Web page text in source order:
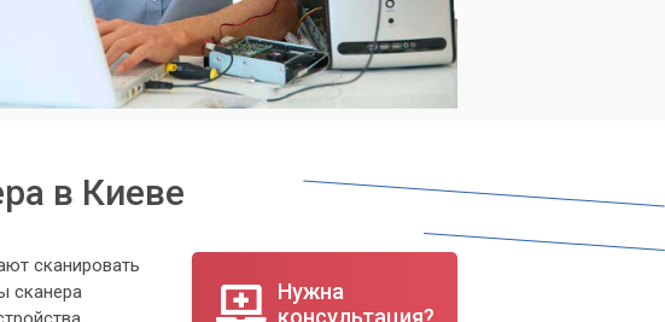
в Киеве
сканировать
сканера
Нужна